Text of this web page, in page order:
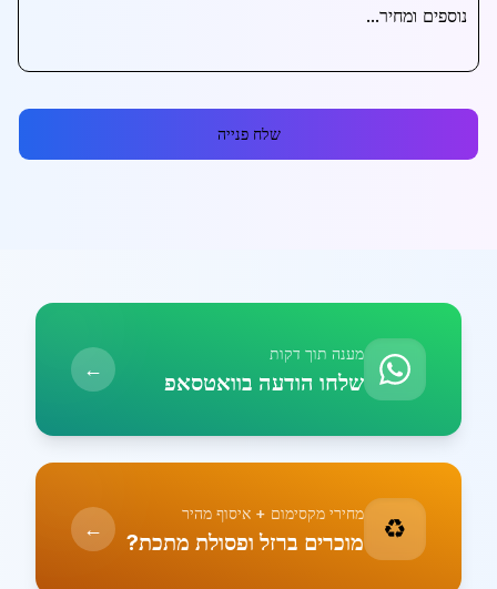
שלח פנייה
מענה תוך דקות
שלחו הודעה בוואטסאפ ←
♻️ מחירי מקסימום + איסוף מהיר
מוכרים ברזל ופסולת מתכת? ←